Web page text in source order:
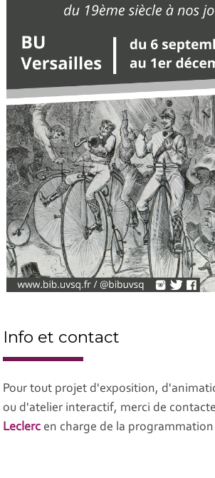
Info et contact
Pour tout projet d'exposition,
ou d'atelier interactif, merci de
Leclerc en charge de la programmation